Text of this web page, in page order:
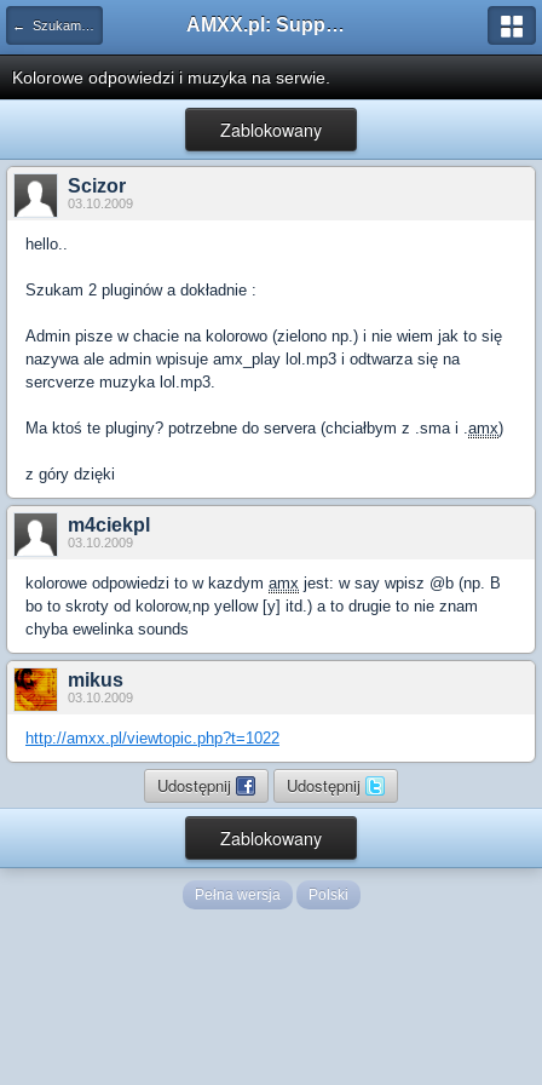
← Szukam pluginu AMXX.pl: Support AMX Mod X i SourceMod
Kolorowe odpowiedzi i muzyka na serwie.
Zablokowany
Scizor
03.10.2009
hello..
Szukam 2 pluginów a dokładnie :
Admin pisze w chacie na kolorowo (zielono np.) i nie wiem jak to się
nazywa ale admin wpisuje amx_play lol.mp3 i odtwarza się na
sercverze muzyka lol.mp3.
Ma ktoś te pluginy? potrzebne do servera (chciałbym z .sma i .amx)
z góry dzięki
m4ciekpl
03.10.2009
kolorowe odpowiedzi to w kazdym amx jest: w say wpisz @b (np. B
bo to skroty od kolorow,np yellow [y] itd.) a to drugie to nie znam
chyba ewelinka sounds
mikus
03.10.2009
http://amxx.pl/viewtopic.php?t=1022
Udostępnij Udostępnij
Zablokowany
Pełna wersja Polski